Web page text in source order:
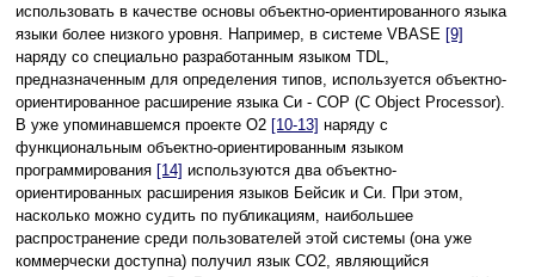
использовать в качестве основы объектно-ориентированного языка
языки более низкого уровня. Например, в системе VBASE [9]
наряду со специально разработанным языком TDL,
предназначенным для определения типов, используется объектно-
ориентированное расширение языка Си - COP (C Object Processor).
В уже упоминавшемся проекте O2 [10-13] наряду с
функциональным объектно-ориентированным языком
программирования [14] используются два объектно-
ориентированных расширения языков Бейсик и Си. При этом,
насколько можно судить по публикациям, наибольшее
распространение среди пользователей этой системы (она уже
коммерчески доступна) получил язык CO2, являющийся